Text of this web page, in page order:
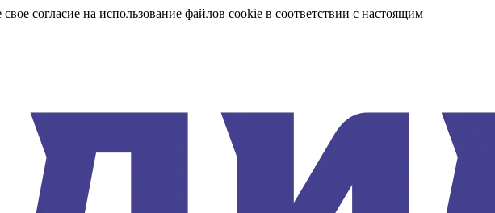
согласие на использование файлов cookie в соответствии с настоящим